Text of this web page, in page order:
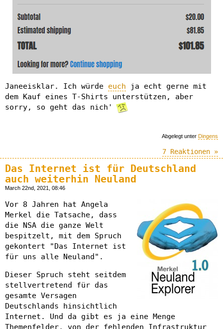
Janeeisklar. Ich würde euch ja echt gerne mit
dem Kauf eines T-Shirts unterstützen, aber
sorry, so geht das nich'
Abgelegt unter Dingens
7 Reaktionen »
Das Internet ist für Deutschland
auch weiterhin Neuland
March 22nd, 2021, 08:46
Vor 8 Jahren hat Angela
Merkel die Tatsache, dass
die NSA die ganze Welt
bespitzelt, mit dem Spruch
gekontert "Das Internet ist
für uns alle Neuland".
Dieser Spruch steht seitdem
stellvertretend für das
gesamte Versagen
Deutschlands hinsichtlich
Internet. Und da gibt es ja eine Menge
Themenfelder, von der fehlenden Infrastruktur